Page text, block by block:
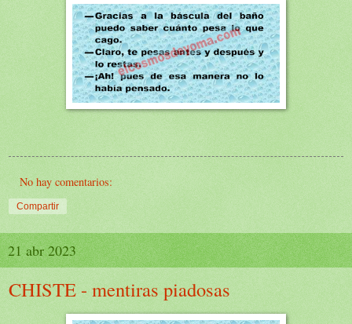
No hay comentarios:
Compartir
21 abr 2023
CHISTE - mentiras piadosas